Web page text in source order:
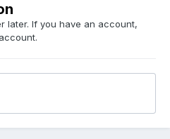
later. If you have an account,